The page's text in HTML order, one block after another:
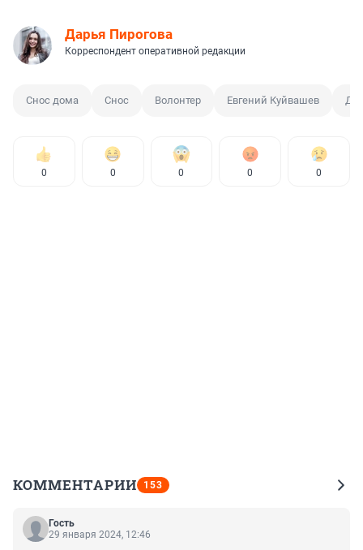
Дарья Пирогова
Корреспондент оперативной редакции
Снос дома Снос Волонтер Евгений Куйвашев
0 0 0 0 0
КОММЕНТАРИИ 153
Гость
29 января 2024, 12:46